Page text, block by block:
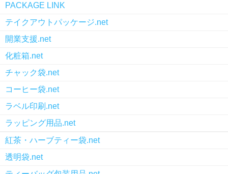
PACKAGE LINK
テイクアウトパッケージ.net
開業支援.net
化粧箱.net
チャック袋.net
コーヒー袋.net
ラベル印刷.net
ラッピング用品.net
紅茶・ハーブティー袋.net
透明袋.net